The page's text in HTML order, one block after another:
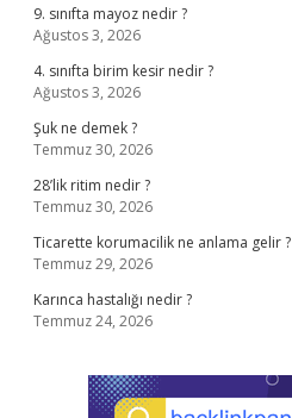
9. sınıfta mayoz nedir ?
Ağustos 3, 2026
4. sınıfta birim kesir nedir ?
Ağustos 3, 2026
Şuk ne demek ?
Temmuz 30, 2026
28’lik ritim nedir ?
Temmuz 30, 2026
Ticarette korumacilik ne anlama gelir ?
Temmuz 29, 2026
Karınca hastalığı nedir ?
Temmuz 24, 2026